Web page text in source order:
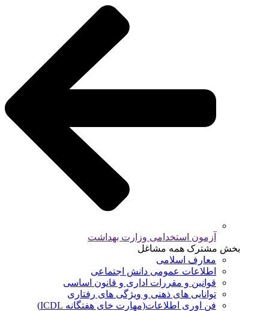
آزمون استخدامی وزارت بهداشت
بخش مشترک همه مشاغل
معارف اسلامی
اطلاعات عمومی دانش اجتماعی
قوانین و مقررات اداری و قانون اساسی
توانایی های ذهنی و ویژگی های رفتاری
فن اوری اطلاعات(مهارت خای هفتگانه ICDL)